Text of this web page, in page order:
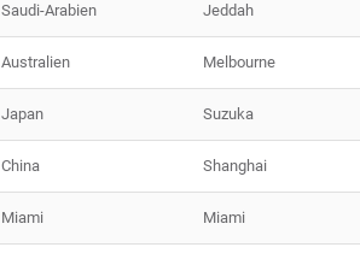
Saudi-Arabien Jeddah
Australien Melbourne
Japan Suzuka
China Shanghai
Miami Miami